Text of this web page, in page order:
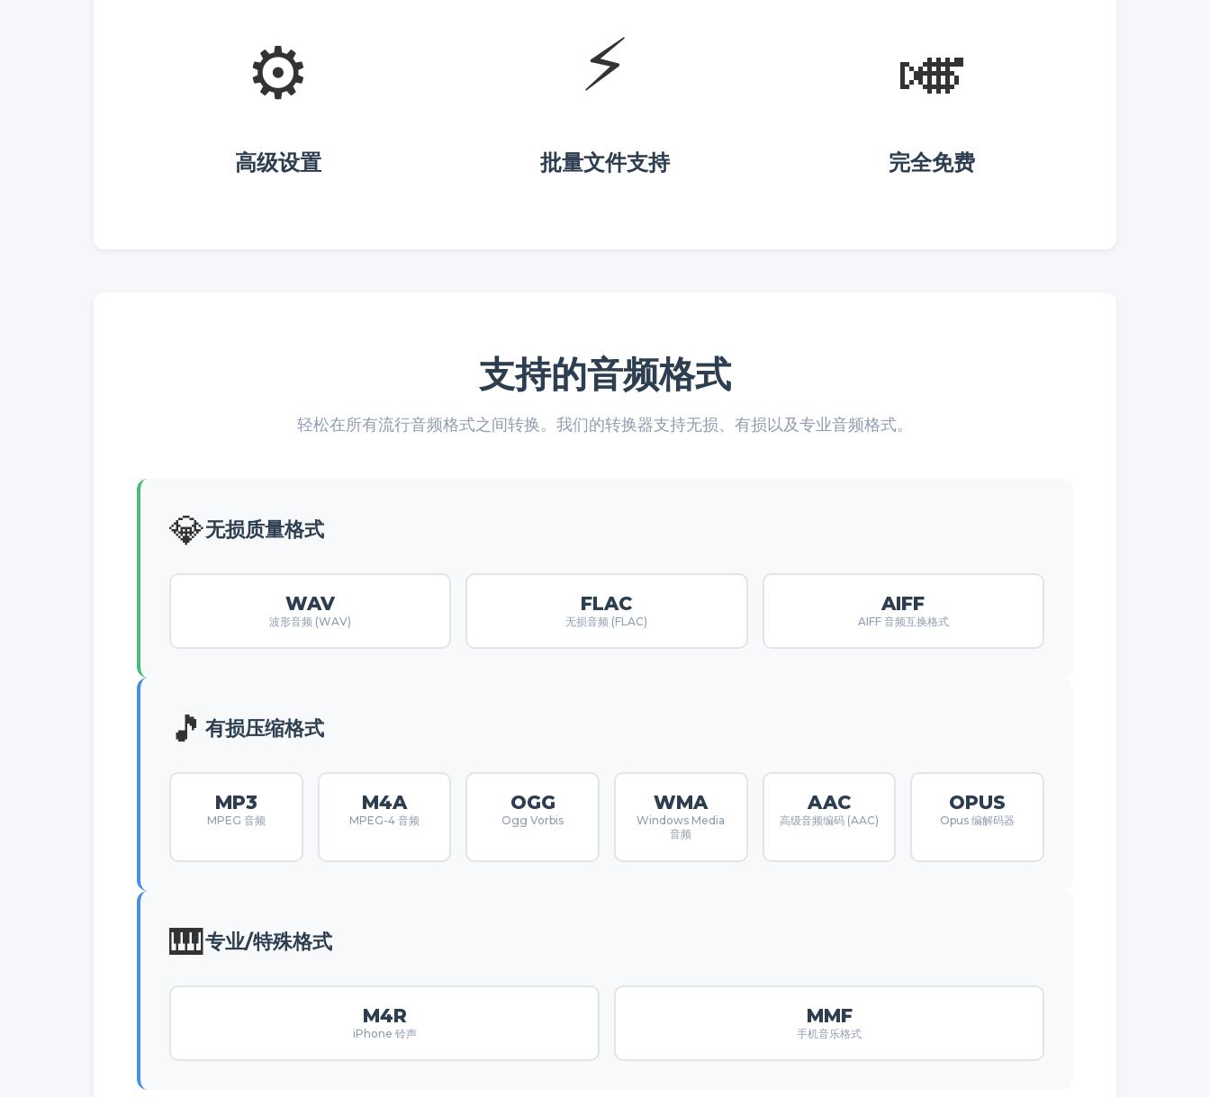
⚙️
高级设置
⚡
批量文件支持
🎺
完全免费
支持的音频格式
轻松在所有流行音频格式之间转换。我们的转换器支持无损、有损以及专业音频格式。
💎无损质量格式
WAV
波形音频 (WAV)
FLAC
无损音频 (FLAC)
AIFF
AIFF 音频互换格式
🎵 有损压缩格式
MP3
MPEG 音频
M4A
MPEG-4 音频
OGG
Ogg Vorbis
WMA
Windows Media
音频
AAC
高级音频编码 (AAC)
OPUS
Opus 编解码器
🎹专业/特殊格式
M4R
iPhone 铃声
MMF
手机音乐格式